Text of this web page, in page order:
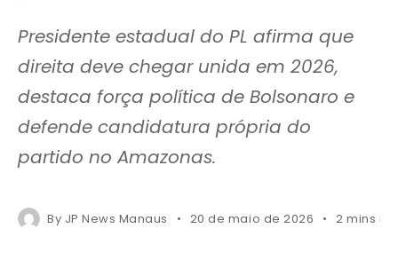
Presidente estadual do PL afirma que
direita deve chegar unida em 2026,
destaca força política de Bolsonaro e
defende candidatura própria do
partido no Amazonas.
By JP News Manaus 20 de maio de 2026 2 mins